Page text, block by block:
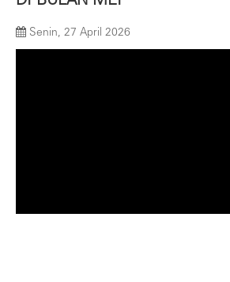
Senin, 27 April 2026